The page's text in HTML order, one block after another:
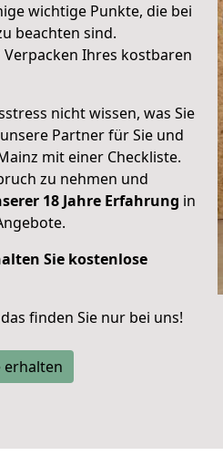
wichtige Punkte, die bei
beachten sind.
Ihres kostbaren
nicht wissen, was Sie
Partner für Sie und
mit einer Checkliste.
zu nehmen und
18 Jahre Erfahrung in
Sie kostenlose
finden Sie nur bei uns!
erhalten